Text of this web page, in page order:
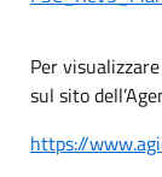
Per
sul sito
https://